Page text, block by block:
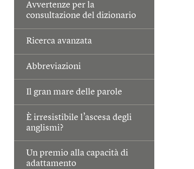
Avvertenze per la
consultazione del dizionario
Ricerca avanzata
Abbreviazioni
Il gran mare delle parole
È irresistibile l’ascesa degli
anglismi?
Un premio alla capacità di
adattamento